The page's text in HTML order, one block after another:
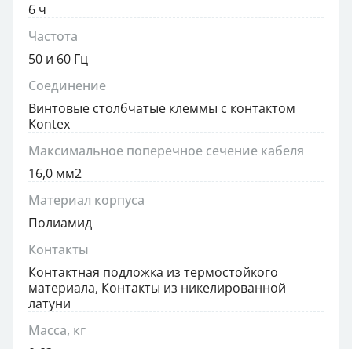
6 ч
Частота
50 и 60 Гц
Соединение
Винтовые столбчатые клеммы с контактом
Kontex
Максимальное поперечное сечение кабеля
16,0 мм2
Материал корпуса
Полиамид
Контакты
Контактная подложка из термостойкого
материала, Контакты из никелированной
латуни
Масса, кг